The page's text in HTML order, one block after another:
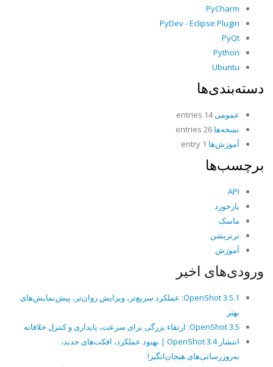
PyCharm
PyDev - Eclipse Plugin
PyQt
Python
Ubuntu
دسته‌بندی‌ها
عمومی14 entries
نسخه‌ها
آموزش‌ها
برچسب‌ها
API
بازخورد
ماسک
ترنزیشن
آموزش
ورودی‌های اخیر
OpenShot 3.5.1: عملکرد سریع‌تر، ویرایش روان‌تر، پیش‌نمایش‌های
بهتر
OpenShot 3.5: ارتقاء بزرگی برای سرعت، پایداری و کنترل خلاقانه
انتشار OpenShot 3.4 | بهبود عملکرد، افکت‌های جدید،
به‌روزرسانی‌های هیجان‌انگیز!